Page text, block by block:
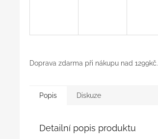
Doprava zdarma při nákupu nad 1299kč.
Popis Diskuze
Detailní popis produktu